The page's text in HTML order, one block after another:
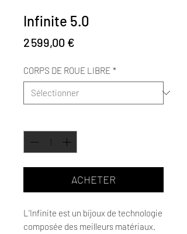
Infinite 5.0
2 599,00 €
CORPS DE ROUE LIBRE *
ACHETER
L'Infinite est un bijoux de technologie
composée des meilleurs matériaux.